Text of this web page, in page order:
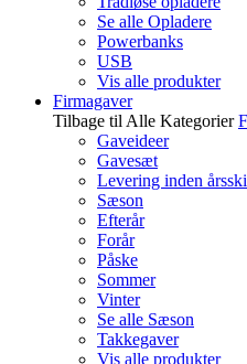
Se alle Opladere
Powerbanks
USB
Vis alle produkter
Firmagaver
Tilbage til Alle Kategorier
Gaveideer
Gavesæt
Levering inden
Sæson
Efterår
Forår
Påske
Sommer
Vinter
Se alle Sæson
Takkegaver
Vis alle produkter